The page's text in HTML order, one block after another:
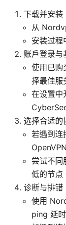
下载并安
从
安装过程
账户登录与
使用已购
择最佳服
在设置中
选择合适的
若遇到连
尝试不同
低的节点
诊断与排错
使用
ping 延